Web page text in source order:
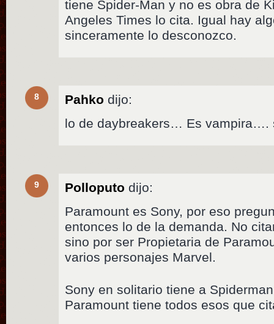
tiene Spider-Man y no es obra de
Angeles Times lo cita. Igual hay
sinceramente lo desconozco.
8 Pahko dijo:
lo de daybreakers… Es vampira….
9 Polloputo dijo:
Paramount es Sony, por eso
entonces lo de la demanda. No
sino por ser Propietaria de
varios personajes Marvel.
Sony en solitario tiene a
Paramount tiene todos esos que